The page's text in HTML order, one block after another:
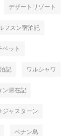
デザートリゾート
フスン宿泊記
ベット
記 ワルシャワ
ン滞在記
ジャスターン
ペナン島